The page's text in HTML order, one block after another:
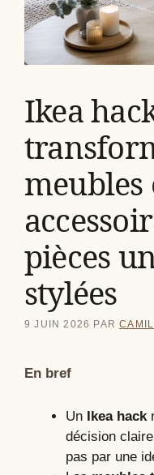
Ikea
meubles
pièces
stylées
9 JUIN 2026 PAR
En bref
Un Ikea hack
décision
pas par une